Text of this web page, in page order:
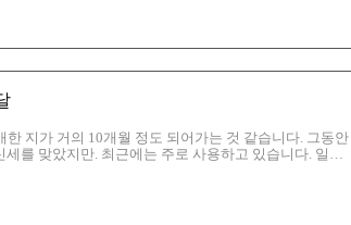
를 넣어서 System 폴더에 넣어주면 됩니다. 만약 해당
웨어 하기 전에 버전을 보면 저 경우에는 1.02라고 나
지가 거의 10개월 정도 되어가는 것 같습니다. 그동안
를 맞았지만. 최근에는 주로 사용하고 있습니다. 일단
메라가 최대한 움직이지 않게 하고 숨을 참아가면서
. 아무튼, 나름대로 찍는다고 달을 찍었는데. 사진이